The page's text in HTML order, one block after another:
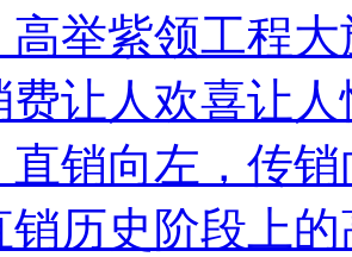
高举紫领工程
费让人欢喜让人
直销向左，传
销历史阶段上